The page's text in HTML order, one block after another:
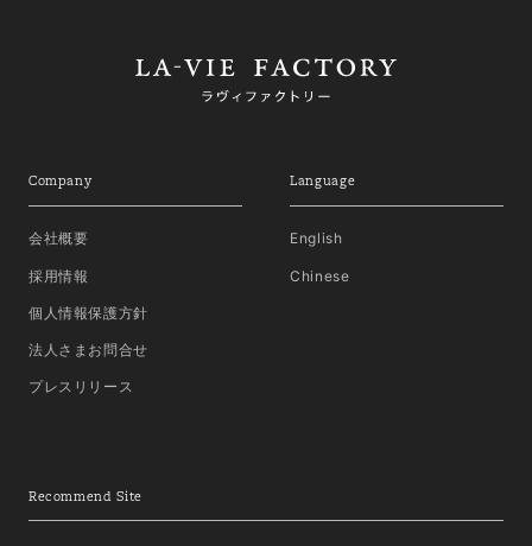
Company
会社概要
採用情報
個人情報保護方針
法人さまお問合せ
プレスリリース
Language
English
Chinese
Recommend Site